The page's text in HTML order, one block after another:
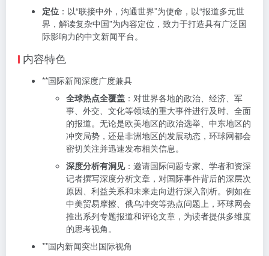
定位 ：以“联接中外，沟通世界”为使命，以“报道多元世
界，解读复杂中国”为内容定位，致力于打造具有广泛国
际影响力的中文新闻平台。
内容特色
**国际新闻深度广度兼具
全球热点全覆盖 ：对世界各地的政治、经济、军
事、外交、文化等领域的重大事件进行及时、全面
的报道。无论是欧美地区的政治选举、中东地区的
冲突局势，还是非洲地区的发展动态，环球网都会
密切关注并迅速发布相关信息。
深度分析有洞见：邀请国际问题专家、学者和资深
记者撰写深度分析文章，对国际事件背后的深层次
原因、利益关系和未来走向进行深入剖析。例如在
中美贸易摩擦、俄乌冲突等热点问题上，环球网会
推出系列专题报道和评论文章，为读者提供多维度
的思考视角。
**国内新闻突出国际视角